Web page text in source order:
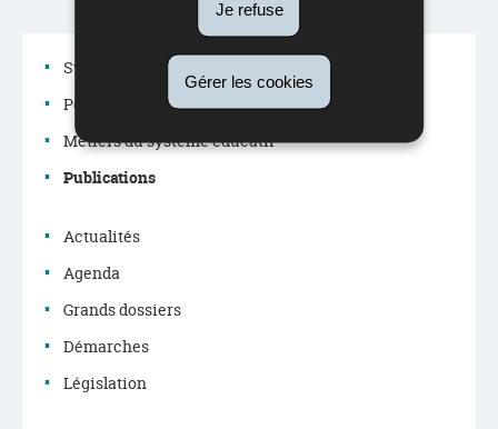
Je refuse
Gérer les cookies
Menu
de
navigation
Système éducatif
Politique éducative
Métiers du système éducatif
Publications
Actualités
Agenda
Grands dossiers
Démarches
Législation